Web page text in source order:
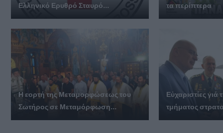
Ελληνικό Ερυθρό Σταυρό...
τα περίπτερα
Η εορτή της Μεταμορφώσεως του
Σωτήρος σε Μεταμόρφωση...
Εὐχαριστίες
τμήματος